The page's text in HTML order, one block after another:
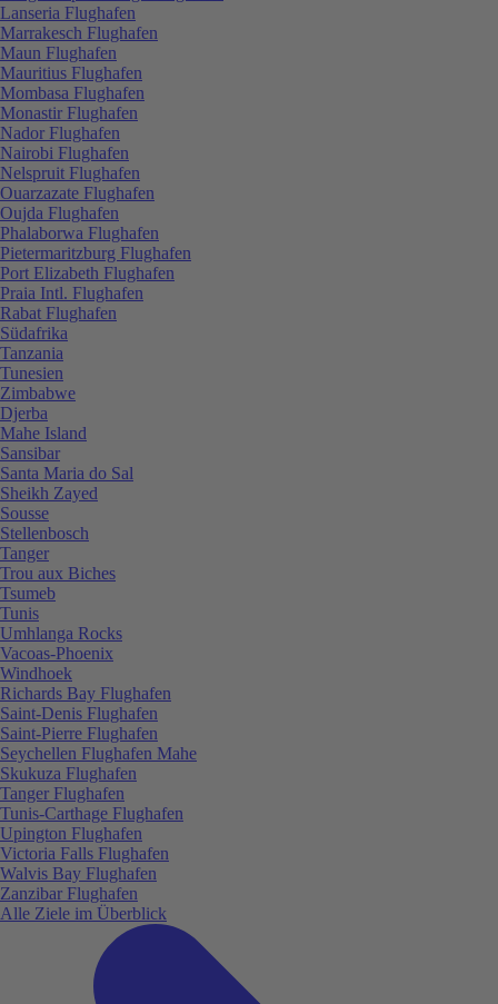
Lanseria Flughafen
Marrakesch Flughafen
Maun Flughafen
Mauritius Flughafen
Mombasa Flughafen
Monastir Flughafen
Nador Flughafen
Nairobi Flughafen
Nelspruit Flughafen
Ouarzazate Flughafen
Oujda Flughafen
Phalaborwa Flughafen
Pietermaritzburg Flughafen
Port Elizabeth Flughafen
Praia Intl. Flughafen
Rabat Flughafen
Südafrika
Tanzania
Tunesien
Zimbabwe
Djerba
Mahe Island
Sansibar
Santa Maria do Sal
Sheikh Zayed
Sousse
Stellenbosch
Tanger
Trou aux Biches
Tsumeb
Tunis
Umhlanga Rocks
Vacoas-Phoenix
Windhoek
Richards Bay Flughafen
Saint-Denis Flughafen
Saint-Pierre Flughafen
Seychellen Flughafen Mahe
Skukuza Flughafen
Tanger Flughafen
Tunis-Carthage Flughafen
Upington Flughafen
Victoria Falls Flughafen
Walvis Bay Flughafen
Zanzibar Flughafen
Alle Ziele im Überblick